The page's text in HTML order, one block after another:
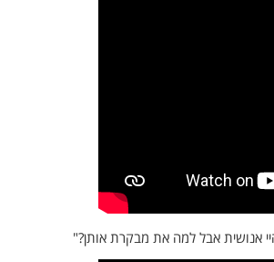
אנושית אבל למה את מבקרת אותן?"